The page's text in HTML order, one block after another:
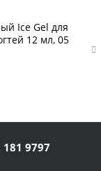
Ice Gel для
12 мл, 05
181 9797